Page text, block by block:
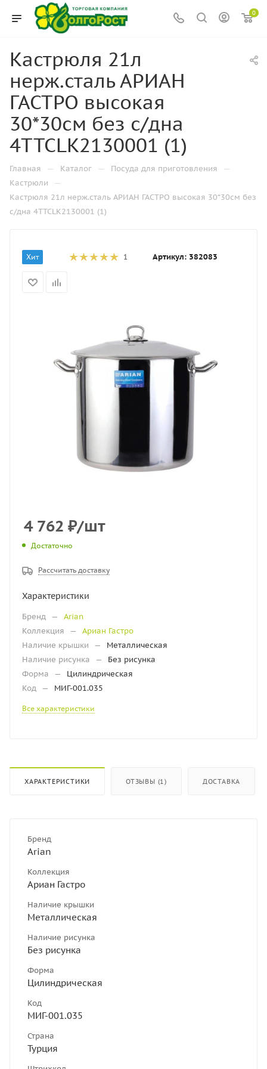
0
Кастрюля 21л
нерж.сталь АРИАН
ГАСТРО высокая
30*30см без с/дна
4TTCLK2130001 (1)
Главная — Каталог — Посуда для приготовления —
Кастрюли —
Кастрюля 21л нерж.сталь АРИАН ГАСТРО высокая 30*30см без
с/дна 4TTCLK2130001 (1)
Хит 1 Артикул: 382083
4 762 ₽/шт
Достаточно
Рассчитать доставку
Характеристики
Бренд —
Arian
Коллекция
—
Ариан Гастро
Наличие крышки
—
Металлическая
Наличие рисунка
—
Без рисунка
Форма
—
Цилиндрическая
Код — МИГ-001.035
Все характеристики
ХАРАКТЕРИСТИКИ ОТЗЫВЫ (1) ДОСТАВКА
Бренд
Arian
Коллекция
Ариан Гастро
Наличие крышки
Металлическая
Наличие рисунка
Без рисунка
Форма
Цилиндрическая
Код
МИГ-001.035
Страна
Турция